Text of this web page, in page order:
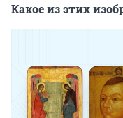
Какое из этих